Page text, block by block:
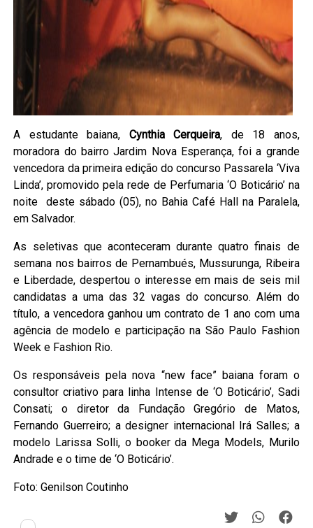
A estudante baiana, Cynthia Cerqueira, de 18 anos,
moradora do bairro Jardim Nova Esperança, foi a grande
vencedora da primeira edição do concurso Passarela ‘Viva
Linda’, promovido pela rede de Perfumaria ‘O Boticário’ na
noite deste sábado (05), no Bahia Café Hall na Paralela,
em Salvador.
As seletivas que aconteceram durante quatro finais de
semana nos bairros de Pernambués, Mussurunga, Ribeira
e Liberdade, despertou o interesse em mais de seis mil
candidatas a uma das 32 vagas do concurso. Além do
título, a vencedora ganhou um contrato de 1 ano com uma
agência de modelo e participação na São Paulo Fashion
Week e Fashion Rio.
Os responsáveis pela nova “new face” baiana foram o
consultor criativo para linha Intense de ‘O Boticário’, Sadi
Consati; o diretor da Fundação Gregório de Matos,
Fernando Guerreiro; a designer internacional Irá Salles; a
modelo Larissa Solli, o booker da Mega Models, Murilo
Andrade e o time de ‘O Boticário’.
Foto: Genilson Coutinho